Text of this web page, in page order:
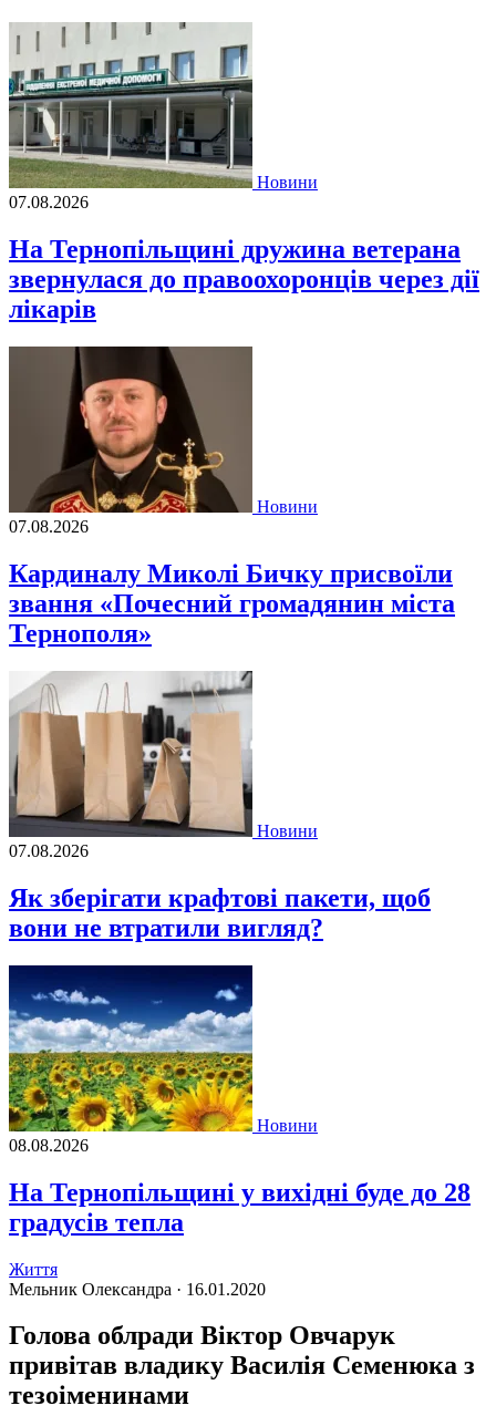
Новини
07.08.2026
На Тернопільщині дружина ветерана
звернулася до правоохоронців через дії
лікарів
Новини
07.08.2026
Кардиналу Миколі Бичку присвоїли
звання «Почесний громадянин міста
Тернополя»
Новини
07.08.2026
Як зберігати крафтові пакети, щоб
вони не втратили вигляд?
Новини
08.08.2026
На Тернопільщині у вихідні буде до 28
градусів тепла
Життя
Мельник Олександра · 16.01.2020
Голова облради Віктор Овчарук
привітав владику Василія Семенюка з
тезоіменинами